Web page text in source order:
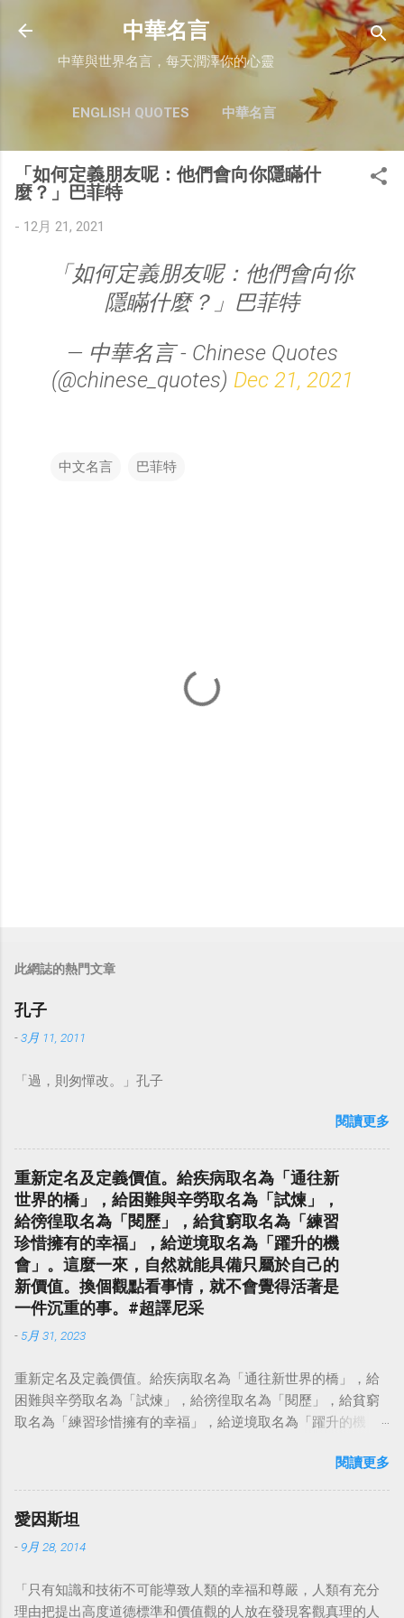
跳至主要內容
中華名言
中華與世界名言，每天潤澤你的心靈
ENGLISH QUOTES 中華名言
「如何定義朋友呢：他們會向你隱瞞什
麼？」巴菲特
- 12月 21, 2021
「如何定義朋友呢：他們會向你
隱瞞什麼？」巴菲特
— 中華名言 - Chinese Quotes
(@chinese_quotes) Dec 21, 2021
中文名言 巴菲特
此網誌的熱門文章
孔子
-3月 11, 2011
「過，則匆憚改。」孔子
閱讀更多
重新定名及定義價值。給疾病取名為「通往新
世界的橋」，給困難與辛勞取名為「試煉」，
給徬徨取名為「閱歷」，給貧窮取名為「練習
珍惜擁有的幸福」，給逆境取名為「躍升的機
會」。這麼一來，自然就能具備只屬於自己的
新價值。換個觀點看事情，就不會覺得活著是
一件沉重的事。#超譯尼采
- 5月 31, 2023
重新定名及定義價值。給疾病取名為「通往新世界的橋」，給
困難與辛勞取名為「試煉」，給徬徨取名為「閱歷」，給貧窮
取名為「練習珍惜擁有的幸福」，給逆境取名為「躍升的機
點看事情，就不會覺得活著是一件沉重的事。#超譯尼采 — 中
華名言 - Chinese Quotes (@chinese_quotes) May 23, 2023
閱讀更多
愛因斯坦
- 9月 28, 2014
「只有知識和技術不可能導致人類的幸福和尊嚴，人類有充分
理由把提出高度道德標準和價值觀的人放在發現客觀真理的人